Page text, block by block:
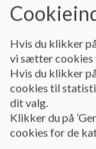
Politikker og
afholdelse af
lejrskole
Hvis du klikker
vi sætter
Hvis du klikker
cookies til
dit valg.
Klikker du på
cookies for de